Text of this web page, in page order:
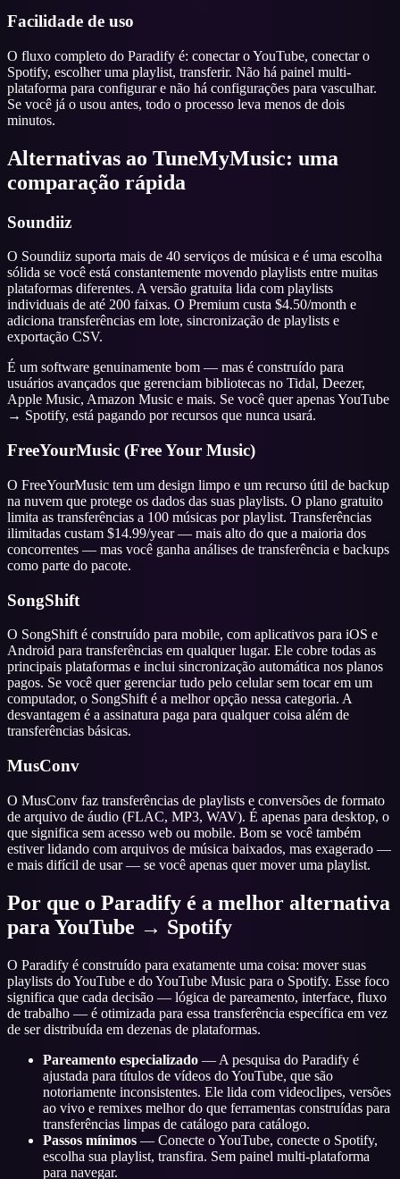
Facilidade de uso
O fluxo completo do Paradify é: conectar o YouTube, conectar o
Spotify, escolher uma playlist, transferir. Não há painel multi-
plataforma para configurar e não há configurações para vasculhar.
Se você já o usou antes, todo o processo leva menos de dois
minutos.
Alternativas ao TuneMyMusic: uma
comparação rápida
Soundiiz
O Soundiiz suporta mais de 40 serviços de música e é uma escolha
sólida se você está constantemente movendo playlists entre muitas
plataformas diferentes. A versão gratuita lida com playlists
individuais de até 200 faixas. O Premium custa $4.50/month e
adiciona transferências em lote, sincronização de playlists e
exportação CSV.
É um software genuinamente bom — mas é construído para
usuários avançados que gerenciam bibliotecas no Tidal, Deezer,
Apple Music, Amazon Music e mais. Se você quer apenas YouTube
→ Spotify, está pagando por recursos que nunca usará.
FreeYourMusic (Free Your Music)
O FreeYourMusic tem um design limpo e um recurso útil de backup
na nuvem que protege os dados das suas playlists. O plano gratuito
limita as transferências a 100 músicas por playlist. Transferências
ilimitadas custam $14.99/year — mais alto do que a maioria dos
concorrentes — mas você ganha análises de transferência e backups
como parte do pacote.
SongShift
O SongShift é construído para mobile, com aplicativos para iOS e
Android para transferências em qualquer lugar. Ele cobre todas as
principais plataformas e inclui sincronização automática nos planos
pagos. Se você quer gerenciar tudo pelo celular sem tocar em um
computador, o SongShift é a melhor opção nessa categoria. A
desvantagem é a assinatura paga para qualquer coisa além de
transferências básicas.
MusConv
O MusConv faz transferências de playlists e conversões de formato
de arquivo de áudio (FLAC, MP3, WAV). É apenas para desktop, o
que significa sem acesso web ou mobile. Bom se você também
estiver lidando com arquivos de música baixados, mas exagerado —
e mais difícil de usar — se você apenas quer mover uma playlist.
Por que o Paradify é a melhor alternativa
para YouTube → Spotify
O Paradify é construído para exatamente uma coisa: mover suas
playlists do YouTube e do YouTube Music para o Spotify. Esse foco
significa que cada decisão — lógica de pareamento, interface, fluxo
de trabalho — é otimizada para essa transferência específica em vez
de ser distribuída em dezenas de plataformas.
Pareamento especializado — A pesquisa do Paradify é
ajustada para títulos de vídeos do YouTube, que são
notoriamente inconsistentes. Ele lida com videoclipes, versões
ao vivo e remixes melhor do que ferramentas construídas para
transferências limpas de catálogo para catálogo.
Passos mínimos — Conecte o YouTube, conecte o Spotify,
escolha sua playlist, transfira. Sem painel multi-plataforma
para navegar.